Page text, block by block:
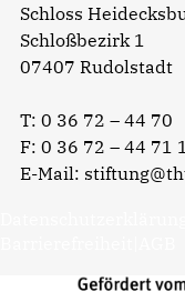
Schloss
Schloßbezirk 1
07407 Rudolstadt
T: 0 36 72 – 44 70
F: 0 36 72 – 44 71
E-Mail: